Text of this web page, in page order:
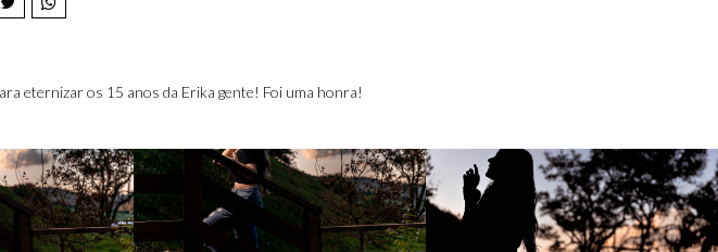
eternizar os 15 anos da Erika gente! Foi uma honra!